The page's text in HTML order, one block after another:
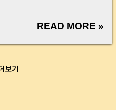
그리고 무엇을 꼭 준비
준으로 아주 쉽게 풀어
날이 아니라 “내 집을
증금 지키는 최종 체
How to Write
READ MORE »
보기